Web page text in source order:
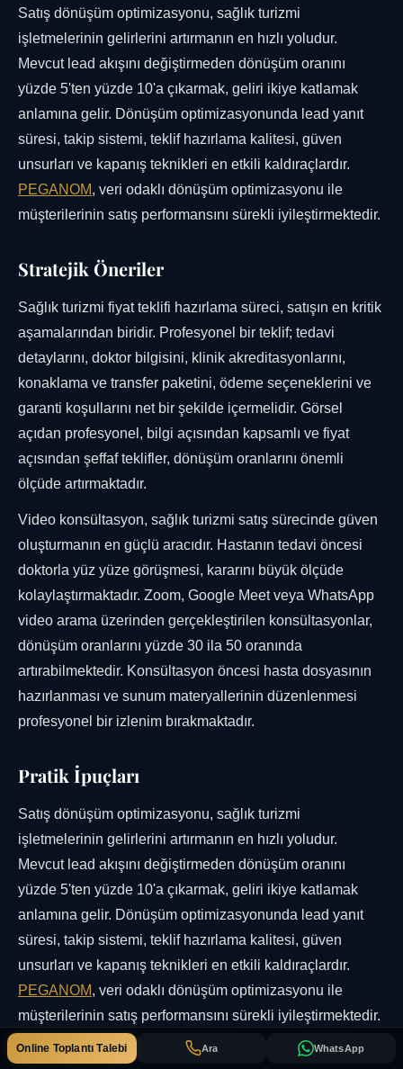
Satış dönüşüm optimizasyonu, sağlık turizmi
işletmelerinin gelirlerini artırmanın en hızlı yoludur.
Mevcut lead akışını değiştirmeden dönüşüm oranını
yüzde 5'ten yüzde 10'a çıkarmak, geliri ikiye katlamak
anlamına gelir. Dönüşüm optimizasyonunda lead yanıt
süresi, takip sistemi, teklif hazırlama kalitesi, güven
unsurları ve kapanış teknikleri en etkili kaldıraçlardır.
PEGANOM, veri odaklı dönüşüm optimizasyonu ile
müşterilerinin satış performansını sürekli iyileştirmektedir.
Stratejik Öneriler
Sağlık turizmi fiyat teklifi hazırlama süreci, satışın en kritik
aşamalarından biridir. Profesyonel bir teklif; tedavi
detaylarını, doktor bilgisini, klinik akreditasyonlarını,
konaklama ve transfer paketini, ödeme seçeneklerini ve
garanti koşullarını net bir şekilde içermelidir. Görsel
açıdan profesyonel, bilgi açısından kapsamlı ve fiyat
açısından şeffaf teklifler, dönüşüm oranlarını önemli
ölçüde artırmaktadır.
Video konsültasyon, sağlık turizmi satış sürecinde güven
oluşturmanın en güçlü aracıdır. Hastanın tedavi öncesi
doktorla yüz yüze görüşmesi, kararını büyük ölçüde
kolaylaştırmaktadır. Zoom, Google Meet veya WhatsApp
video arama üzerinden gerçekleştirilen konsültasyonlar,
dönüşüm oranlarını yüzde 30 ila 50 oranında
artırabilmektedir. Konsültasyon öncesi hasta dosyasının
hazırlanması ve sunum materyallerinin düzenlenmesi
profesyonel bir izlenim bırakmaktadır.
Pratik İpuçları
Satış dönüşüm optimizasyonu, sağlık turizmi
işletmelerinin gelirlerini artırmanın en hızlı yoludur.
Mevcut lead akışını değiştirmeden dönüşüm oranını
yüzde 5'ten yüzde 10'a çıkarmak, geliri ikiye katlamak
anlamına gelir. Dönüşüm optimizasyonunda lead yanıt
süresi, takip sistemi, teklif hazırlama kalitesi, güven
unsurları ve kapanış teknikleri en etkili kaldıraçlardır.
PEGANOM, veri odaklı dönüşüm optimizasyonu ile
müşterilerinin satış performansını sürekli iyileştirmektedir.
Sağlık turizmi müşteri itiraz yönetimi, satış uzmanlarının
Ara WhatsApp
Online Toplantı Talebi